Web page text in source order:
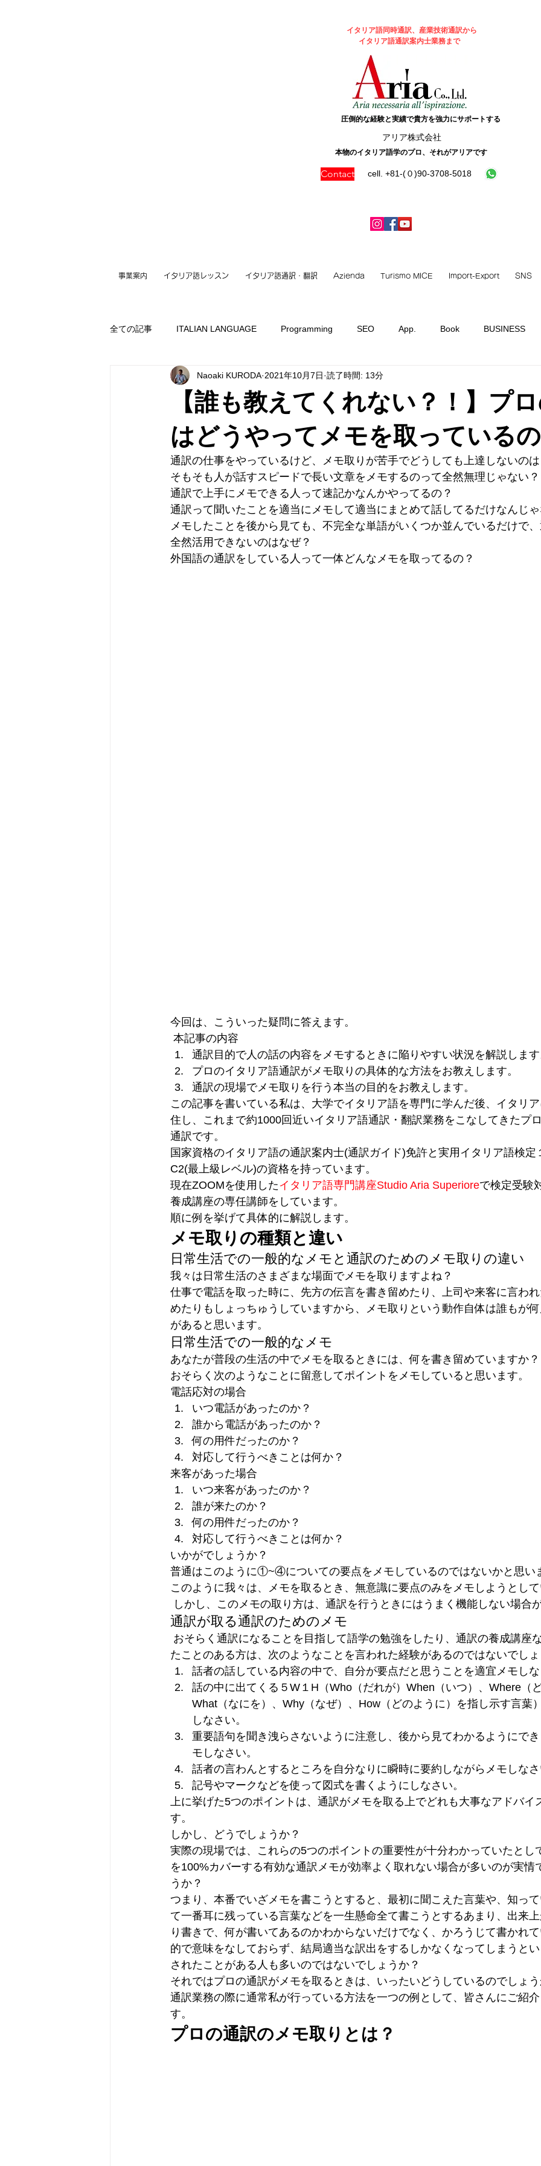
イタリア語同時通訳、産業技術通訳から
イタリア語通訳案内士業務まで
圧倒的な経験と実績で貴方を強力にサポートする
​アリア株式会社
本物のイタリア語学のプロ、それがアリアです
Contact cell. +81-(０)90-3708-5018
事業案内 イタリア語レッスン イタリア語通訳・翻訳 Azienda Turismo MICE Import-Export SNS
全ての記事 ITALIAN LANGUAGE Programming SEO App. Book BUSINESS
Gadget Contact Italian Culture INBOUND
Music PC Restaurant Place STUDY TECH.
TOURISM 未分類 未分類 Non classificato
【誰も教えてくれない？！】プ
はどうやってメモを取っている
Naoaki KURODA 2021年10月7日 読了時間: 13分
通訳の仕事をやっているけど、メモ取りが苦手でどうしても上達しないの
そもそも人が話すスピードで長い文章をメモするのって全然無理じゃない？
通訳で上手にメモできる人って速記かなんかやってるの？
通訳って聞いたことを適当にメモして適当にまとめて話してるだけなんじ
メモしたことを後から見ても、不完全な単語がいくつか並んでいるだけで
全然活用できないのはなぜ？
外国語の通訳をしている人って一体どんなメモを取ってるの？
今回は、こういった疑問に答えます。
本記事の内容
通訳目的で人の話の内容をメモするときに陥りやすい状況を解説しま
プロのイタリア語通訳がメモ取りの具体的な方法をお教えします。
通訳の現場でメモ取りを行う本当の目的をお教えします。
この記事を書いている私は、大学でイタリア語を専門に学んだ後、イタリ
住し、これまで約1000回近いイタリア語通訳・翻訳業務をこなしてきたプ
通訳です。
国家資格のイタリア語の通訳案内士(通訳ガイド)免許と実用イタリア語検定
C2(最上級レベル)の資格を持っています。
現在ZOOMを使用した イタリア語専門講座Studio Aria Superioreで検定受験
養成講座の専任講師をしています。
順に例を挙げて具体的に解説します。
メモ取りの種類と違い
日常生活での一般的なメモと通訳のためのメモ取りの違い
我々は日常生活のさまざまな場面でメモを取りますよね？
仕事で電話を取った時に、先方の伝言を書き留めたり、上司や来客に言わ
めたりもしょっちゅうしていますから、メモ取りという動作自体は誰もが
があると思います。
日常生活での一般的なメモ
あなたが普段の生活の中でメモを取るときには、何を書き留めていますか？
おそらく次のようなことに留意してポイントをメモしていると思います。
電話応対の場合
いつ電話があったのか？
誰から電話があったのか？
何の用件だったのか？
対応して行うべきことは何か？
来客があった場合
いつ来客があったのか？
誰が来たのか？
何の用件だったのか？
対応して行うべきことは何か？
いかがでしょうか？
普通はこのように①~④についての要点をメモしているのではないかと思い
このように我々は、メモを取るとき、無意識に要点のみをメモしようとし
しかし、このメモの取り方は、通訳を行うときにはうまく機能しない場合
通訳が取る通訳のためのメモ
たことのある方は、次のようなことを言われた経験があるのではないでし
話者の話している内容の中で、自分が要点だと思うことを適宜メモし
話の中に出てくる５W１H（Who（だれが）When（いつ）、Where（
What（なにを）、Why（なぜ）、How（どのように）を指し示す言葉
しなさい。
重要語句を聞き洩らさないように注意し、後から見てわかるようにで
モしなさい。
話者の言わんとするところを自分なりに瞬時に要約しながらメモしな
記号やマークなどを使って図式を書くようにしなさい。
上に挙げた5つのポイントは、通訳がメモを取る上でどれも大事なアドバイ
す。
しかし、どうでしょうか？
実際の現場では、これらの5つのポイントの重要性が十分わかっていたとし
を100%カバーする有効な通訳メモが効率よく取れない場合が多いのが実情
うか？
つまり、本番でいざメモを書こうとすると、最初に聞こえた言葉や、知っ
て一番耳に残っている言葉などを一生懸命全て書こうとするあまり、出来
り書きで、何が書いてあるのかわからないだけでなく、かろうじて書かれ
的で意味をなしておらず、結局適当な訳出をするしかなくなってしまうと
されたことがある人も多いのではないでしょうか？
それではプロの通訳がメモを取るときは、いったいどうしているのでしょ
通訳業務の際に通常私が行っている方法を一つの例として、皆さんにご紹
す。
プロの通訳のメモ取りとは？